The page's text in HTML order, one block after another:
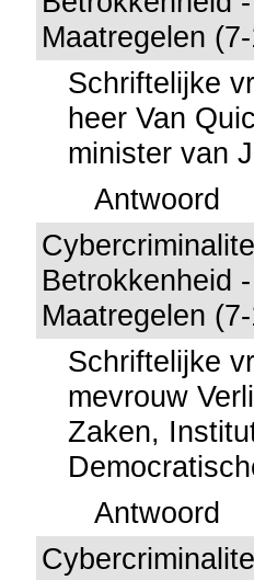
Maatregelen
Schriftelijke
heer Van
minister van
Antwoord
Betrokkenheid
Maatregelen
Schriftelijke
mevrouw
Zaken,
Antwoord